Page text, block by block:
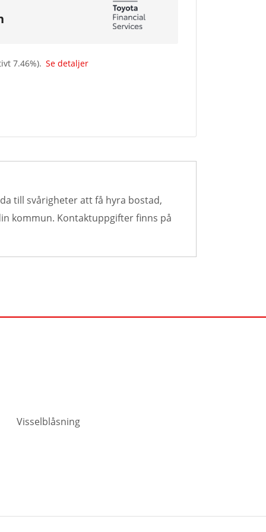
7.46%). Se detaljer
till svårigheter att få hyra bostad,
kommun. Kontaktuppgifter finns på
Visselblåsning